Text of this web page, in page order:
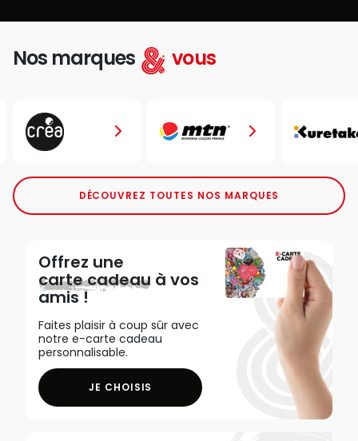
Nos marques vous
DÉCOUVREZ TOUTES NOS MARQUES
Offrez une
carte cadeau à vos
amis !
Faites plaisir à coup sûr avec
notre e-carte cadeau
personnalisable.
JE CHOISIS